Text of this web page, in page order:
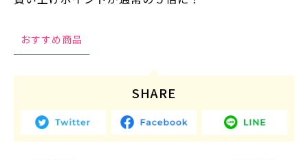
おすすめ商品
SHARE